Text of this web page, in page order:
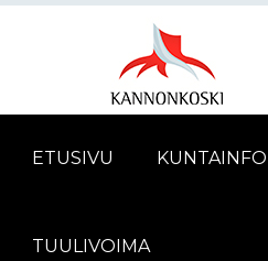
ETUSIVU KUNTAINFO
TUULIVOIMA